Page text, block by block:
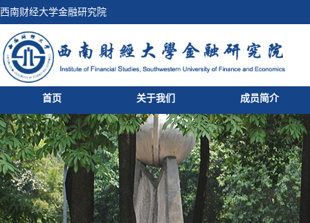
西南财经大学金融研究院
首页 关于我们 成员简介